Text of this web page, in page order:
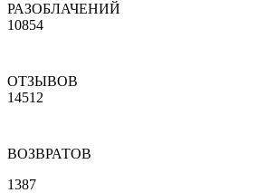
РАЗОБЛАЧЕНИЙ
10854
ОТЗЫВОВ
14512
ВОЗВРАТОВ
1387